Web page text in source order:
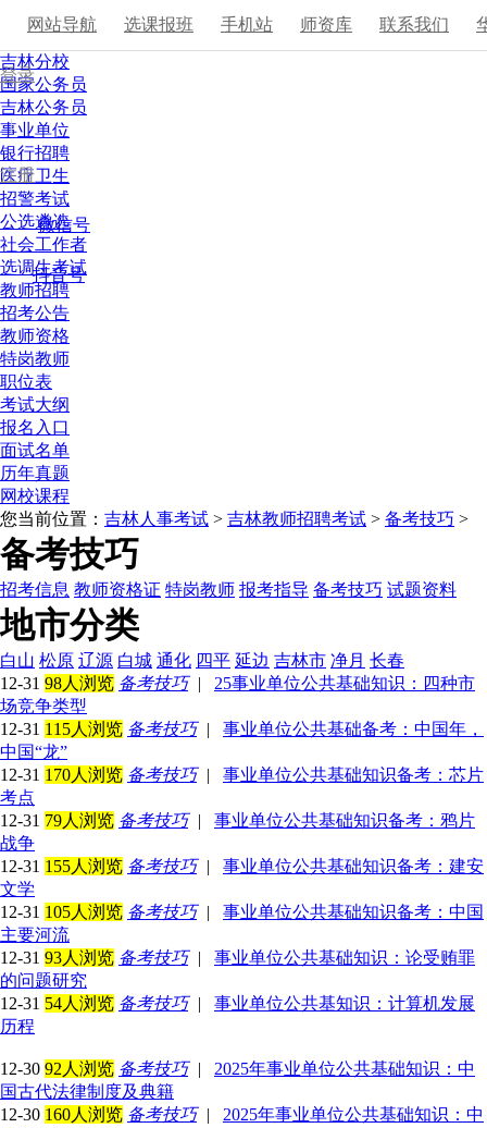
网站导航 选课报班 手机站 师资库 联系我们
登录
|
注册
微信号
抖音号
吉林分校
国家公务员
吉林公务员
事业单位
银行招聘
医疗卫生
招警考试
公选遴选
社会工作者
选调生考试
教师招聘
招考公告
教师资格
特岗教师
职位表
考试大纲
报名入口
面试名单
历年真题
网校课程
您当前位置： 吉林人事考试 > 吉林教师招聘考试 > 备考技巧 >
备考技巧
招考信息 教师资格证 特岗教师 报考指导 备考技巧 试题资料
地市分类
白山 松原 辽源 白城 通化 四平 延边 吉林市 净月 长春
12-31 98人浏览 备考技巧|
25事业单位公共基础知识：四种市
场竞争类型
12-31 115人浏览 备考技巧|
事业单位公共基础备考：中国年，
中国“龙”
12-31 170人浏览 备考技巧|
事业单位公共基础知识备考：芯片
考点
12-31 79人浏览 备考技巧|
事业单位公共基础知识备考：鸦片
战争
12-31 155人浏览 备考技巧|
事业单位公共基础知识备考：建安
文学
12-31 105人浏览 备考技巧|
事业单位公共基础知识备考：中国
主要河流
12-31 93人浏览 备考技巧|
事业单位公共基础知识：论受贿罪
的问题研究
12-31 54人浏览 备考技巧|
事业单位公共基知识：计算机发展
历程
12-30 92人浏览 备考技巧|
2025年事业单位公共基础知识：中
国古代法律制度及典籍
12-30 160人浏览 备考技巧|
2025年事业单位公共基础知识：中